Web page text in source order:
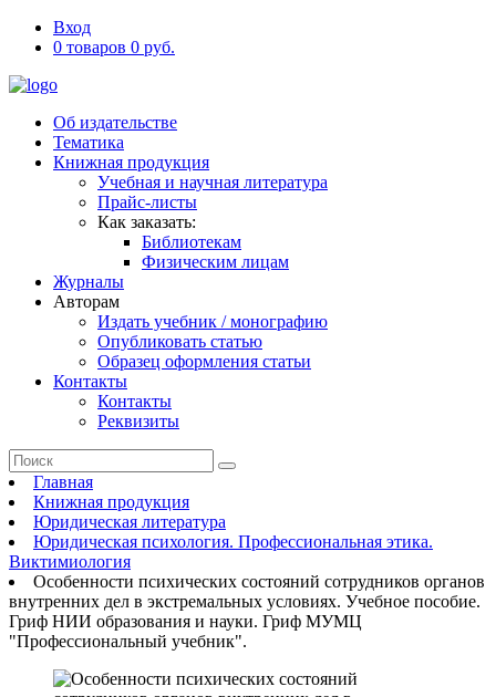
Вход
0 товаров 0 руб.
Об издательстве
Тематика
Книжная продукция
Учебная и научная литература
Прайс-листы
Как заказать:
Библиотекам
Физическим лицам
Журналы
Авторам
Издать учебник / монографию
Опубликовать статью
Образец оформления статьи
Контакты
Контакты
Реквизиты
Главная
Книжная продукция
Юридическая литература
Юридическая психология. Профессиональная этика.
Виктимиология
Особенности психических состояний сотрудников органов
внутренних дел в экстремальных условиях. Учебное пособие.
Гриф НИИ образования и науки. Гриф МУМЦ
"Профессиональный учебник".